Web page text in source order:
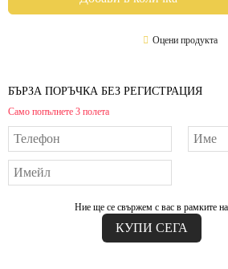
Оцени продукта
БЪРЗА ПОРЪЧКА БЕЗ РЕГИСТРАЦИЯ
Само попълнете 3 полета
Ние ще се свържем с вас в рамките